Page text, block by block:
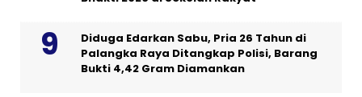
Diduga Edarkan Sabu, Pria 26 Tahun di
Palangka Raya Ditangkap Polisi, Barang
Bukti 4,42 Gram Diamankan